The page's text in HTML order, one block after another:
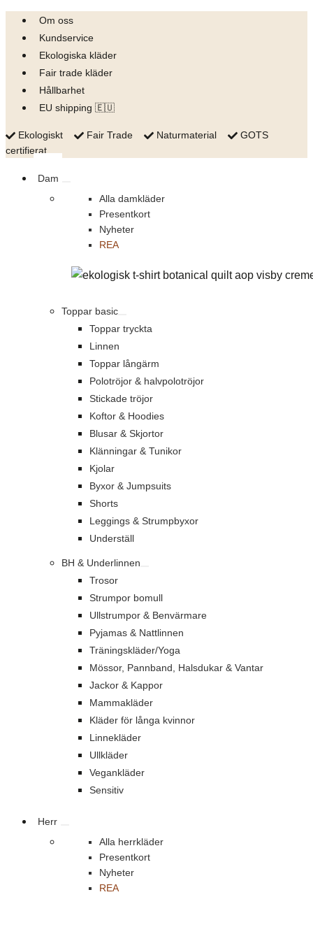
Skip
content
Om oss
Kundservice
Ekologiska kläder
Fair trade kläder
Hållbarhet
EU shipping 🇪🇺
Ekologiskt Fair Trade Naturmaterial
GOTS
certifierat
Dam
Alla damkläder
Presentkort
Nyheter
REA
Toppar basic
Toppar tryckta
Linnen
Toppar långärm
Polotröjor & halvpolotröjor
Stickade tröjor
Koftor & Hoodies
Blusar & Skjortor
Klänningar & Tunikor
Kjolar
Byxor & Jumpsuits
Shorts
Leggings & Strumpbyxor
Underställ
BH & Underlinnen
Trosor
Strumpor bomull
Ullstrumpor & Benvärmare
Pyjamas & Nattlinnen
Träningskläder/Yoga
Mössor, Pannband, Halsdukar & Vantar
Jackor & Kappor
Mammakläder
Kläder för långa kvinnor
Linnekläder
Ullkläder
Vegankläder
Sensitiv
Herr
Alla herrkläder
Presentkort
Nyheter
REA